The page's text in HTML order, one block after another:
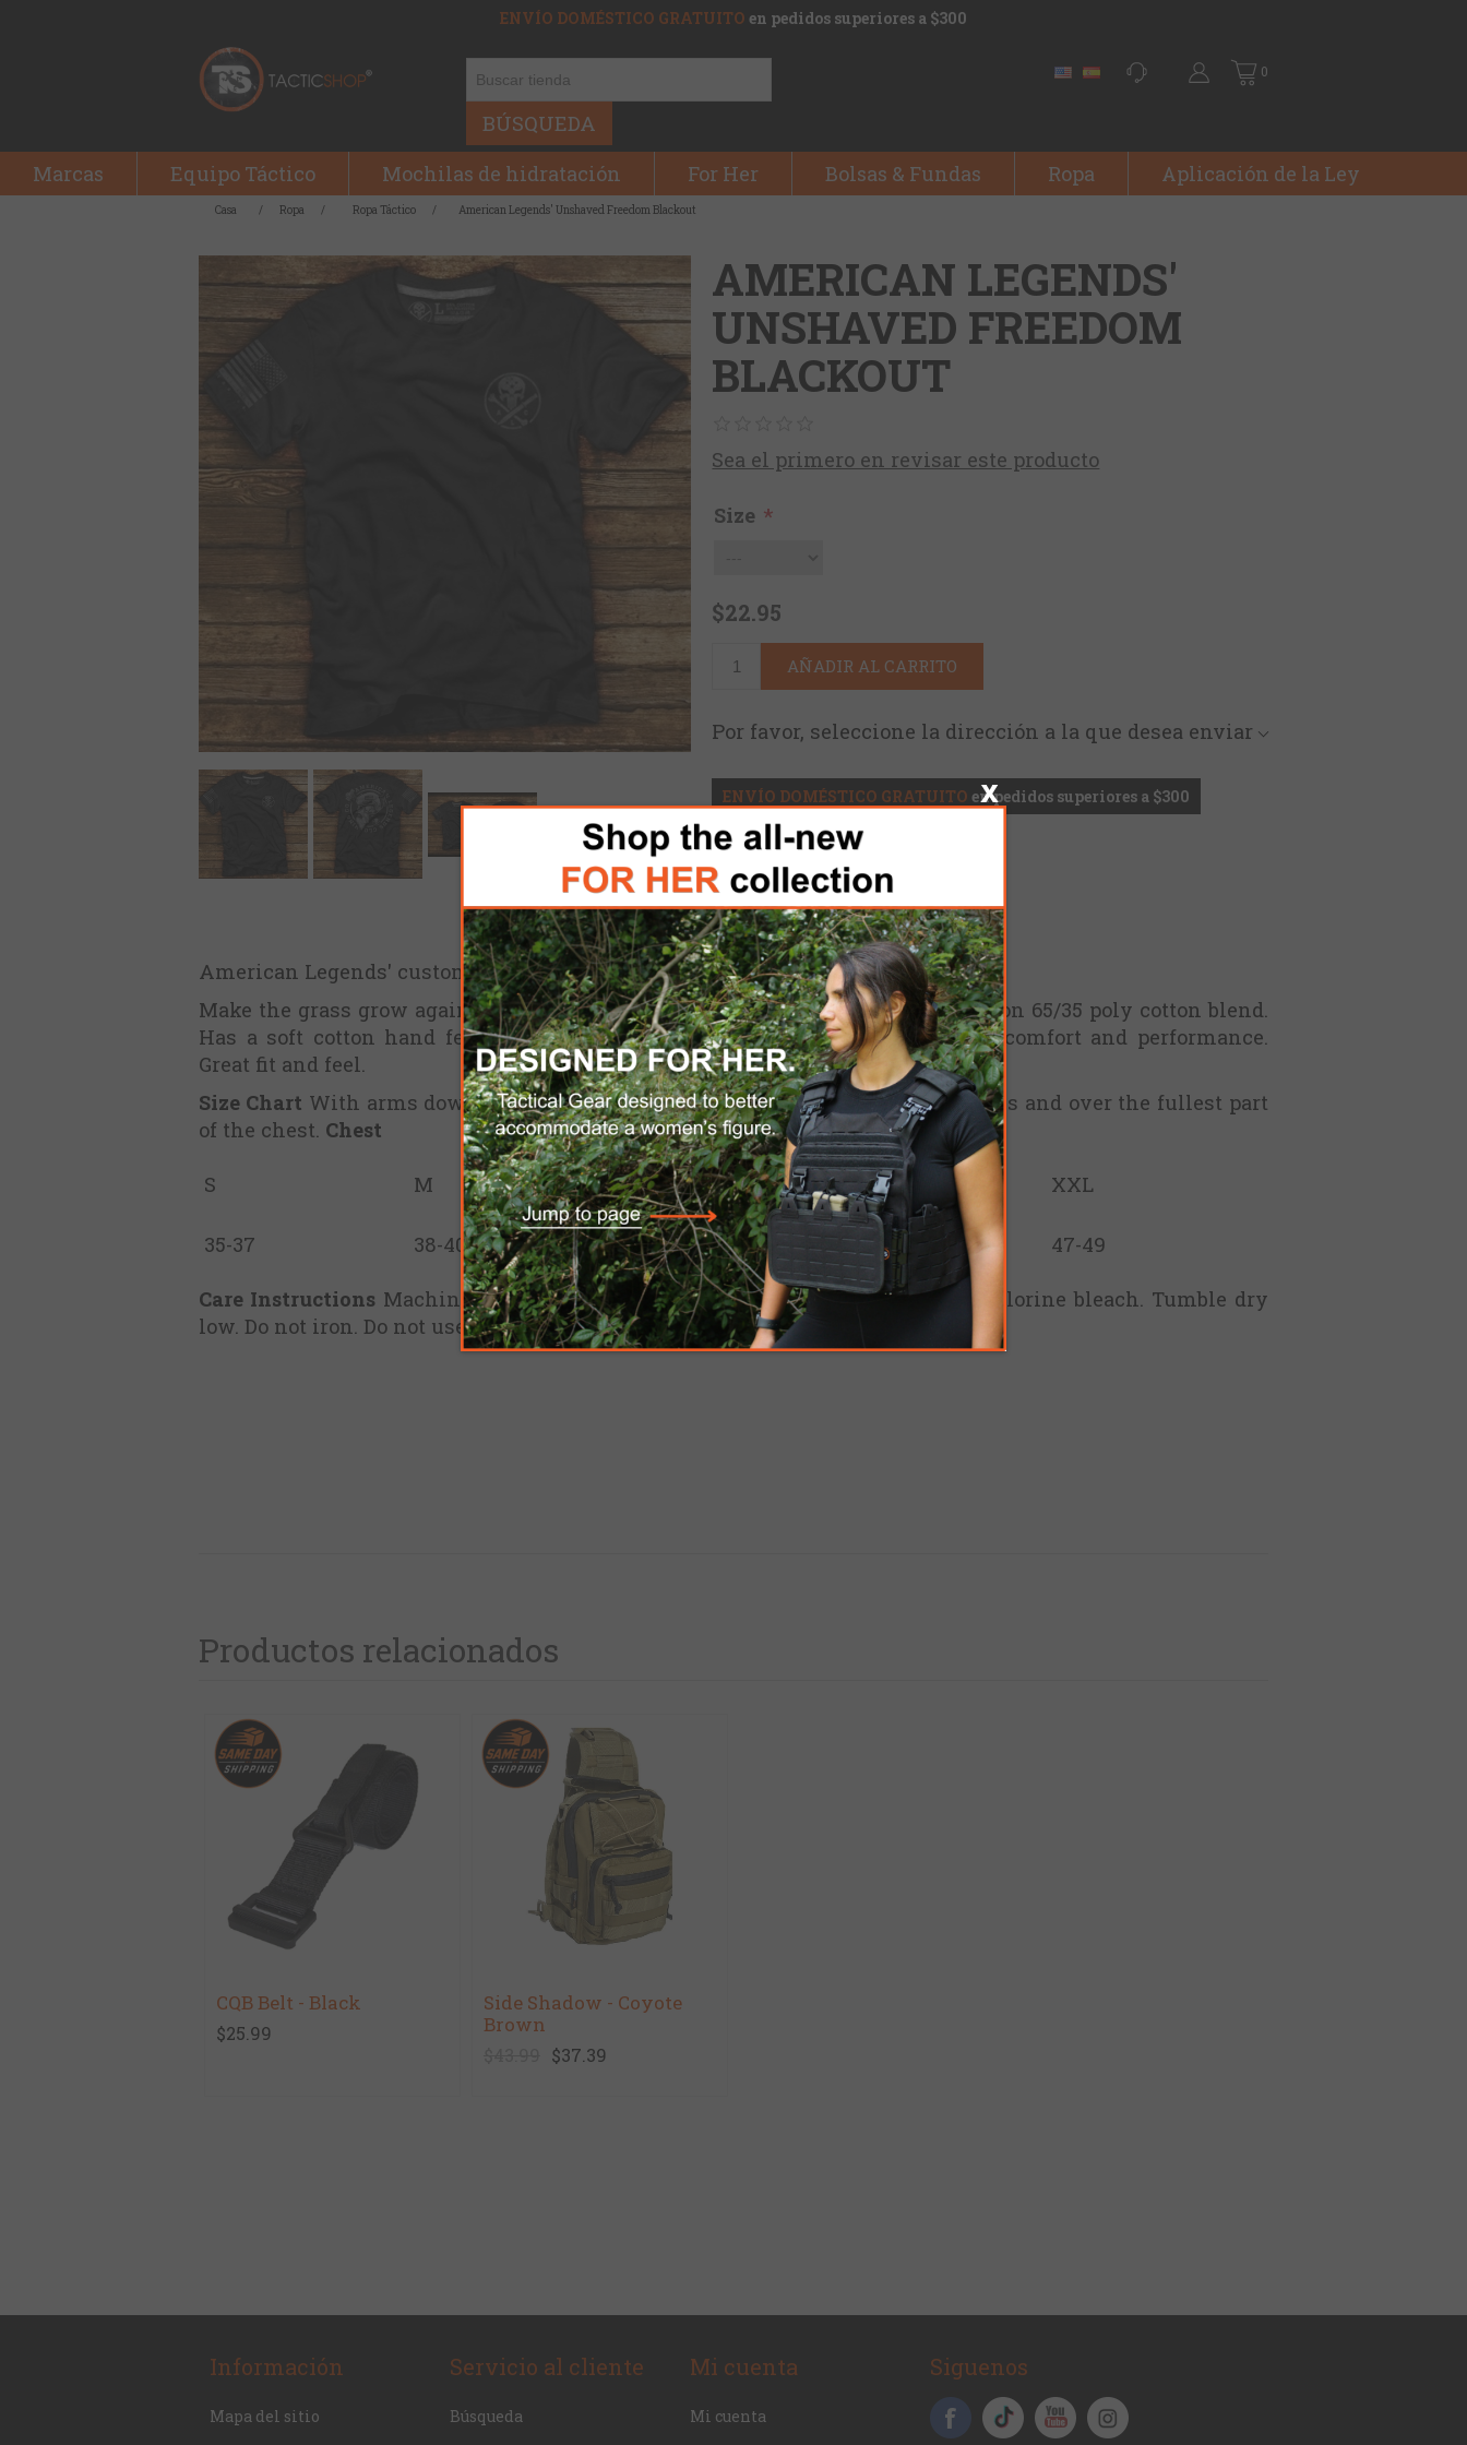
ENVÍO DOMÉSTICO GRATUITO en pedidos superiores a $300
BÚSQUEDA
0
Marcas Equipo Táctico Mochilas de hidratación For Her Bolsas & Fundas Ropa Aplicación de la Ley
Casa / Ropa / Ropa Táctico / American Legends' Unshaved Freedom Blackout
AMERICAN LEGENDS'
UNSHAVED FREEDOM
BLACKOUT
Sea el primero en revisar este producto
Size *
$22.95
AÑADIR AL CARRITO
Por favor, seleccione la dirección a la que desea enviar
ENVÍO DOMÉSTICO GRATUITO en pedidos superiores a $300
American Legends' custom T's. Veteran owned. Made in the USA.
Make the grass grow again! Now greener than ever! High quality screen print on 65/35 poly cotton blend.
Has a soft cotton hand feel and moisture-wicking technology for unbeatable comfort and performance.
Great fit and feel.
Size Chart With arms down at sides, measure around the upper body, under arms and over the fullest part
of the chest. Chest
S M L XL XXL
35-37 38-40 41-43 44-46 47-49
Care Instructions Machine wash cold. Inside out with like colors. Only non-chlorine bleach. Tumble dry
low. Do not iron. Do not use fabric softener.
Productos relacionados
CQB Belt - Black
$25.99
Side Shadow - Coyote
Brown
$37.39
Información
Mapa del sitio
Servicio al cliente
Búsqueda
Mi cuenta
Mi cuenta
Siguenos